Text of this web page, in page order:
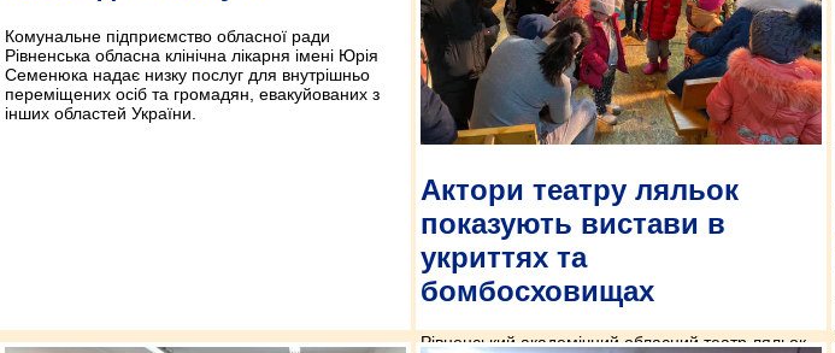
Комунальне підприємство обласної ради
Рівненська обласна клінічна лікарня імені Юрія
Семенюка надає низку послуг для внутрішньо
переміщених осіб та громадян, евакуйованих з
інших областей України.
Актори театру ляльок
показують вистави в
укриттях та
бомбосховищах
Рівненський академічний обласний театр ляльок